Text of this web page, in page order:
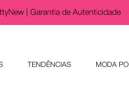
| Garantia de Autenticidade
TENDÊNCIAS MODA